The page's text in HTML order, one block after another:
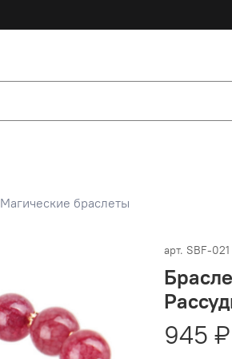
Магические браслеты
арт. SBF-021
945 ₽